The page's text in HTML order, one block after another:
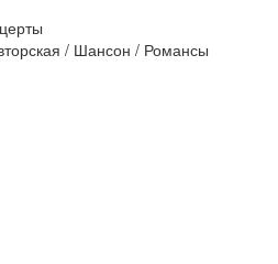
/ Шансон / Романсы